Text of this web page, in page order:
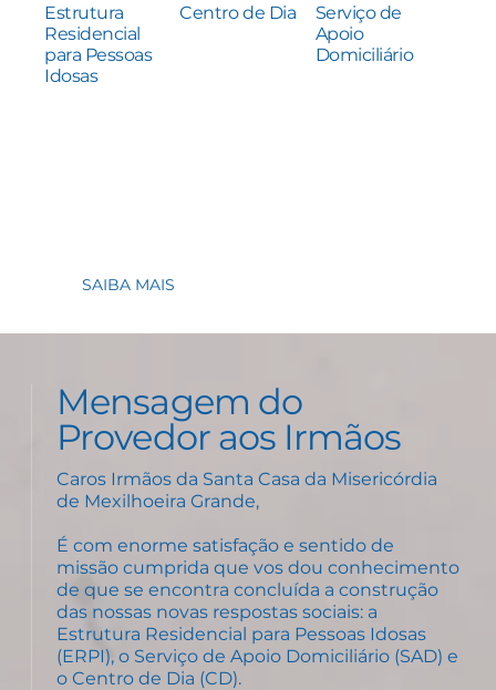
Estrutura
Residencial
para Pessoas
Idosas
Centro de Dia
Serviço de
Apoio
Domiciliário
SAIBA MAIS
Mensagem do
Provedor aos Irmãos
Caros Irmãos da Santa Casa da Misericórdia
de Mexilhoeira Grande,
É com enorme satisfação e sentido de
missão cumprida que vos dou conhecimento
de que se encontra concluída a construção
das nossas novas respostas sociais: a
Estrutura Residencial para Pessoas Idosas
(ERPI), o Serviço de Apoio Domiciliário (SAD) e
o Centro de Dia (CD).